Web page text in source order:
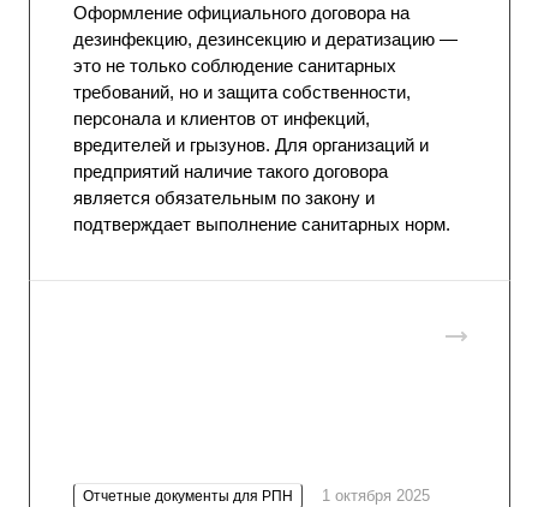
Оформление официального договора на
дезинфекцию, дезинсекцию и дератизацию —
это не только соблюдение санитарных
требований, но и защита собственности,
персонала и клиентов от инфекций,
вредителей и грызунов. Для организаций и
предприятий наличие такого договора
является обязательным по закону и
подтверждает выполнение санитарных норм.
Отчетные документы для РПН 1 октября 2025